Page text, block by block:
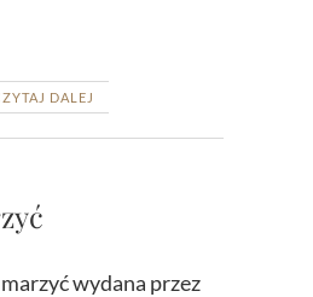
DALEJ
wydana przez